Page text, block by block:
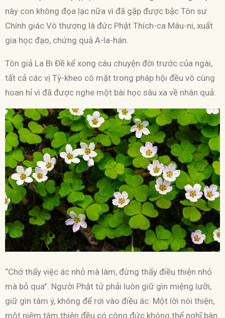
này con không đọa lạc nữa vì đã gặp được bậc Tôn sư
Chính giác Vô thượng là đức Phật Thích-ca Mâu-ni, xuất
gia học đạo, chứng quả A-la-hán.
Tôn giả La Bi Đề kể xong câu chuyện đời trước của ngài,
tất cả các vị Tỳ-kheo có mặt trong pháp hội đều vô cùng
hoan hỉ vì đã được nghe một bài học sâu xa về nhân quả.
“Chớ thấy việc ác nhỏ mà làm, đừng thấy điều thiện nhỏ
mà bỏ qua”. Người Phật tử phải luôn giữ gìn miệng lưỡi,
giữ gìn tâm ý, không để rơi vào điều ác. Một lời nói thiện,
một niệm tâm thiện đều có công đức không thể nghĩ bàn.